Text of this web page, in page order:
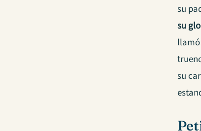
su
su
llamó
su